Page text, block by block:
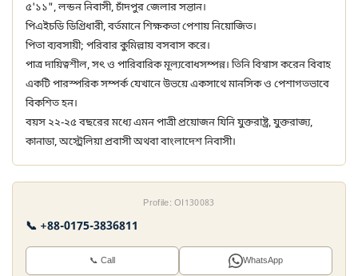
৫'১১", লন্ডন নিবাসী, চাঁদপুর জেলার সন্তান।
পিএইচডি ডিগ্রিধারী, বর্তমানে শিক্ষকতা পেশায় নিয়োজিত।
পিতা ব্যবসায়ী; পরিবার কুমিল্লায় বসবাস করে।
পাত্র দায়িত্বশীল, সৎ ও পারিবারিক মূল্যবোধসম্পন্ন। তিনি বিশ্বাস করেন বিবাহ
একটি পারস্পরিক সম্পর্ক যেখানে উভয়ে একসাথে মানসিক ও পেশাগতভাবে
বিকশিত হন।
বয়স ২২-২৫ বছরের মধ্যে এমন পাত্রী প্রয়োজন যিনি যুক্তরাষ্ট্র, যুক্তরাজ্য,
কানাডা, অস্ট্রেলিয়া প্রবাসী অথবা বাংলাদেশ নিবাসী।
Profile: OI130083
📞 +88-0175-3836811
📞 Call WhatsApp